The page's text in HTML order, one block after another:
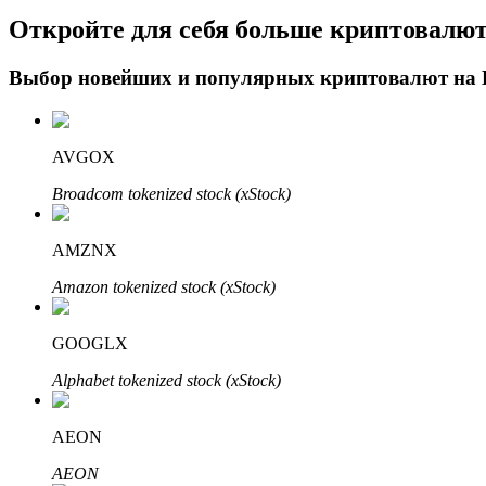
Блокировки BTR
Откройте для себя больше
Выбор новейших и популярных криптовалют на
AVGOX
Broadcom tokenized stock (xStock)
AMZNX
Amazon tokenized stock (xStock)
GOOGLX
Alphabet tokenized stock (xStock)
AEON
AEON